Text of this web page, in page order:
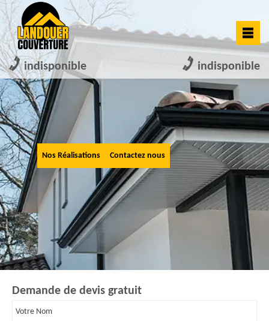
indisponible indisponible
Nos Réalisations Contactez nous
Demande de devis gratuit